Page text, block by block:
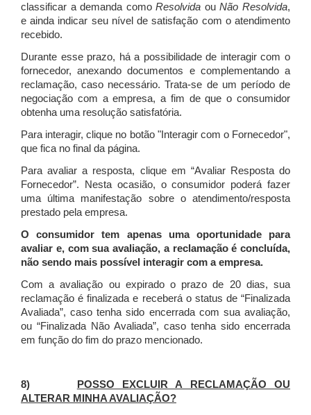
classificar a demanda comoResolvida ouNão Resolvida,
e ainda indicar seu nível de satisfação com o atendimento
recebido.
Durante esse prazo, há a possibilidade de interagir com o
fornecedor, anexando documentos e complementando a
reclamação, caso necessário.Trata-se de um período de
negociação com a empresa, a fim de que o consumidor
obtenha uma resolução satisfatória.
Para interagir, clique no botão "Interagir com o Fornecedor",
que fica no final da página.
Para avaliar a resposta, clique em “Avaliar Resposta do
Fornecedor”. Nesta ocasião, o consumidor poderá fazer
uma última manifestação sobre o atendimento/resposta
prestado pela empresa.
O consumidor tem apenas uma oportunidade para
avaliar e, com sua avaliação, a reclamação é concluída,
não sendo mais possível interagir com a empresa.
Com a avaliação ou expirado o prazo de 20 dias, sua
reclamação é finalizada e receberá o status de “Finalizada
Avaliada”, caso tenha sido encerrada com sua avaliação,
ou “Finalizada Não Avaliada”, caso tenha sido encerrada
em função do fim do prazo mencionado.
8)
POSSO EXCLUIR A RECLAMAÇÃO OU
ALTERAR MINHA AVALIAÇÃO?